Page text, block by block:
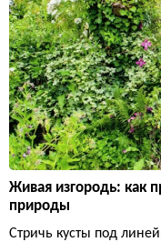
Живая изгородь: как
природы
Стричь кусты под